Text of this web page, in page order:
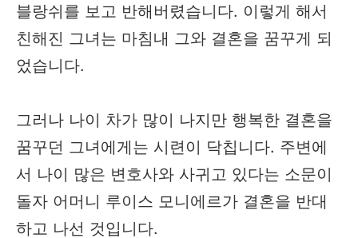
블랑쉬를 보고 반해버렸습니다. 이렇게 해서
친해진 그녀는 마침내 그와 결혼을 꿈꾸게 되
었습니다.
그러나 나이 차가 많이 나지만 행복한 결혼을
꿈꾸던 그녀에게는 시련이 닥칩니다. 주변에
서 나이 많은 변호사와 사귀고 있다는 소문이
돌자 어머니 루이스 모니에르가 결혼을 반대
하고 나선 것입니다.